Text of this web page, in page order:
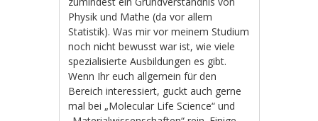
Physik und Mathe (da vor allem
Statistik). Was mir vor meinem Studium
noch nicht bewusst war ist, wie viele
spezialisierte Ausbildungen es gibt.
Wenn Ihr euch allgemein für den
Bereich interessiert, guckt auch gerne
mal bei „Molecular Life Science“ und